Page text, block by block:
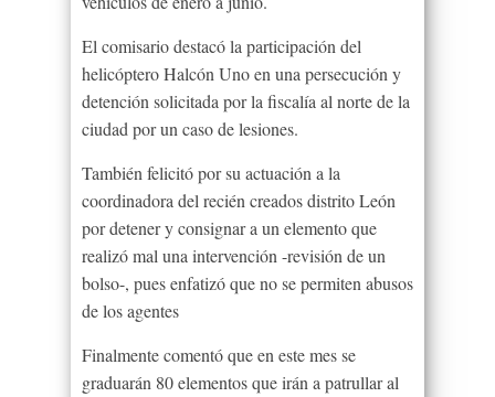
El comisario destacó la participación del
helicóptero Halcón Uno en una persecución y
detención solicitada por la fiscalía al norte de la
ciudad por un caso de lesiones.
También felicitó por su actuación a la
coordinadora del recién creados distrito León
por detener y consignar a un elemento que
realizó mal una intervención -revisión de un
bolso-, pues enfatizó que no se permiten abusos
de los agentes
Finalmente comentó que en este mes se
graduarán 80 elementos que irán a patrullar al